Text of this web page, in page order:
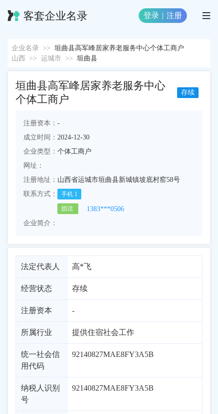
客套企业名录 登录 | 注册
企业名录 >> 垣曲县高军峰居家养老服务中心个体工商户
山西
>> 运城市 >> 垣曲县
垣曲县高军峰居家养老服务中心
个体工商户
存续
注册资本： -
成立时间： 2024-12-30
企业类型： 个体工商户
网址：
注册地址： 山西省运城市垣曲县新城镇坡底村窑58号
联系方式：
手机 1
固话
1383***0506
企业简介：
法定代表人 高*飞
经营状态 存续
注册资本 -
所属行业 提供住宿社会工作
统一社会信
用代码
92140827MAE8FY3A5B
纳税人识别
号
92140827MAE8FY3A5B